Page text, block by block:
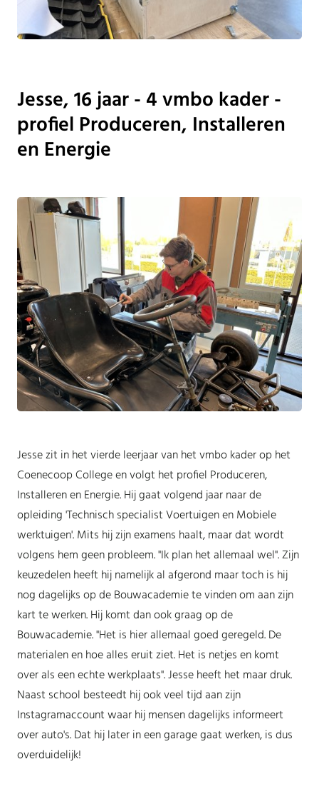
Jesse, 16 jaar - 4 vmbo kader -
profiel Produceren, Installeren
en Energie
Jesse zit in het vierde leerjaar van het vmbo kader op het
Coenecoop College en volgt het profiel Produceren,
Installeren en Energie. Hij gaat volgend jaar naar de
opleiding 'Technisch specialist Voertuigen en Mobiele
werktuigen'. Mits hij zijn examens haalt, maar dat wordt
volgens hem geen probleem. "Ik plan het allemaal wel". Zijn
keuzedelen heeft hij namelijk al afgerond maar toch is hij
nog dagelijks op de Bouwacademie te vinden om aan zijn
kart te werken. Hij komt dan ook graag op de
Bouwacademie. "Het is hier allemaal goed geregeld. De
materialen en hoe alles eruit ziet. Het is netjes en komt
over als een echte werkplaats". Jesse heeft het maar druk.
Naast school besteedt hij ook veel tijd aan zijn
Instagramaccount waar hij mensen dagelijks informeert
over auto's. Dat hij later in een garage gaat werken, is dus
overduidelijk!